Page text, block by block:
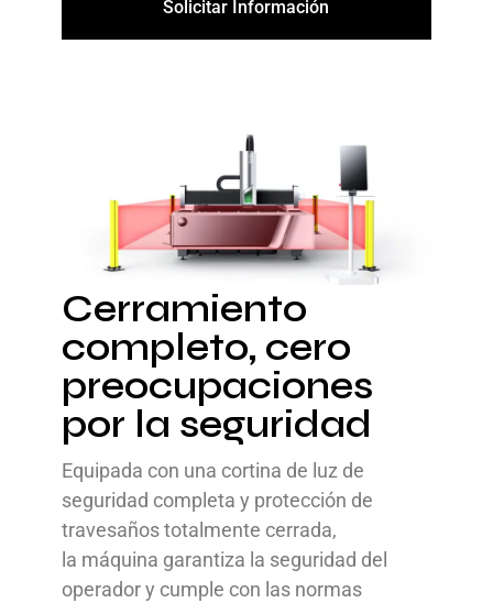
Solicitar Información
Cerramiento
completo, cero
preocupaciones
por la seguridad
Equipada con una cortina de luz de
seguridad completa y protección de
travesaños totalmente cerrada,
la máquina garantiza la seguridad del
operador y cumple con las normas